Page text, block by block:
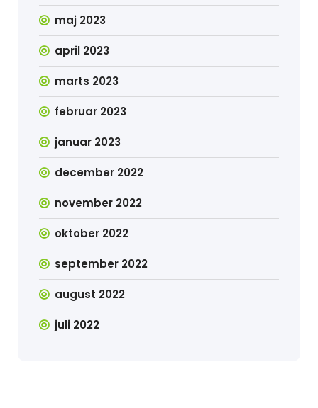
maj 2023
april 2023
marts 2023
februar 2023
januar 2023
december 2022
november 2022
oktober 2022
september 2022
august 2022
juli 2022